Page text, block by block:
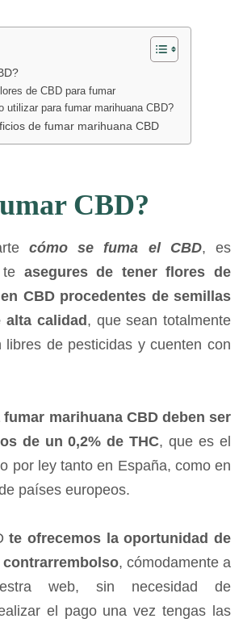
de CBD para fumar
utilizar para fumar marihuana CBD?
de fumar marihuana CBD
CBD?
cómo se fuma el CBD, es
te asegures de tener flores de
CBD procedentes de semillas
alta calidad , que sean totalmente
libres de pesticidas y cuenten con
fumar marihuana CBD deben ser
de un 0,2% de THC, que es el
por ley tanto en España, como en
países europeos.
te ofrecemos la oportunidad de
contrarrembolso, cómodamente a
web, sin necesidad de
el pago una vez tengas las